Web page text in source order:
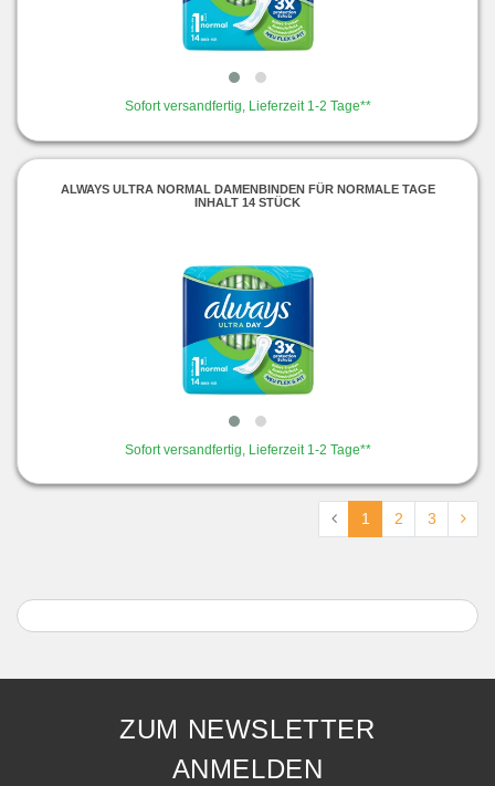
Sofort versandfertig, Lieferzeit 1-2 Tage**
ALWAYS ULTRA NORMAL DAMENBINDEN FÜR NORMALE TAGE
INHALT 14 STÜCK
Sofort versandfertig, Lieferzeit 1-2 Tage**
1 2 3
ZUM NEWSLETTER
ANMELDEN